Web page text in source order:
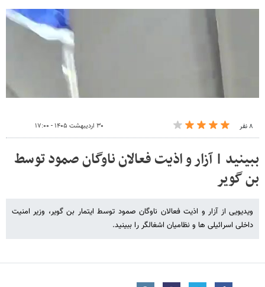
۸ نفر ۳۰ اردیبهشت ۱۴۰۵ - ۱۷:۰۰
ببینید | آزار و اذیت فعالان ناوگان صمود توسط
بن گویر
ویدیویی از آزار و اذیت فعالان ناوگان صمود توسط ایتمار بن گویر، وزیر امنیت
داخلی اسرائیلی ها و نظامیان اشغالگر را ببینید.